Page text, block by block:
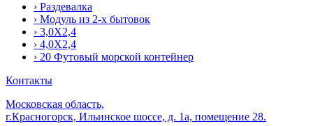
› Раздевалка
› Модуль из 2-х бытовок
› 3,0Х2,4
› 4,0Х2,4
› 20 Футовый морской контейнер
Контакты
Московская область,
г.Красногорск, Ильинское шоссе, д. 1а, помещение 28.